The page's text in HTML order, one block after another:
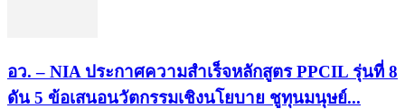
อว. – NIA ประกาศความสำเร็จหลักสูตร PPCIL รุ่นที่ 8
ดัน 5 ข้อเสนอนวัตกรรมเชิงนโยบาย ชูทุนมนุษย์...